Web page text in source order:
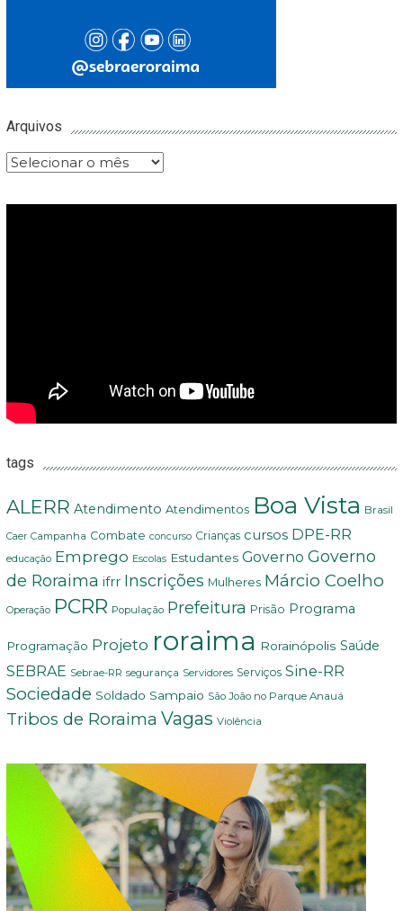
Arquivos
Arquivos
tags
ALERR Atendimento Atendimentos Boa Vista Brasil
Caer Campanha Combate concurso Crianças cursos DPE-RR
educação Emprego Escolas Estudantes Governo Governo
de Roraima ifrr Inscrições Mulheres Márcio Coelho
Operação PCRR População Prefeitura Prisão Programa
Programação Projeto roraima Rorainópolis Saúde
SEBRAE Sebrae-RR segurança Servidores Serviços Sine-RR
Sociedade Soldado Sampaio São João no Parque Anauá
Tribos de Roraima Vagas Violência